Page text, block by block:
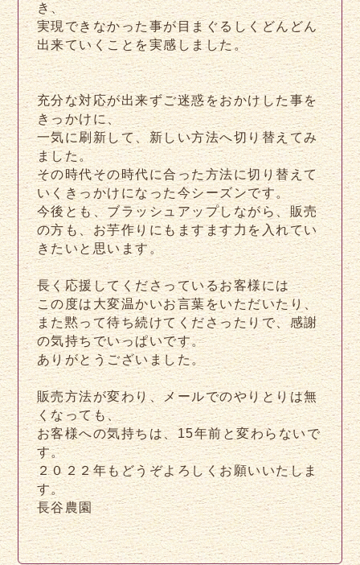
き、
実現できなかった事が目まぐるしくどんどん
出来ていくことを実感しました。
充分な対応が出来ずご迷惑をおかけした事を
きっかけに、
一気に刷新して、新しい方法へ切り替えてみ
ました。
その時代その時代に合った方法に切り替えて
いくきっかけになった今シーズンです。
今後とも、ブラッシュアップしながら、販売
の方も、お芋作りにもますます力を入れてい
きたいと思います。
長く応援してくださっているお客様には
この度は大変温かいお言葉をいただいたり、
また黙って待ち続けてくださったりで、感謝
の気持ちでいっぱいです。
ありがとうございました。
販売方法が変わり、メールでのやりとりは無
くなっても、
お客様への気持ちは、15年前と変わらないで
す。
２０２２年もどうぞよろしくお願いいたしま
す。
長谷農園